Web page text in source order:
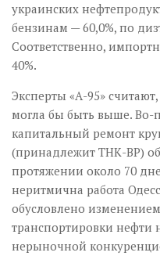
украинских
бензинам — 60,0%, по
Соответственно,
40%.
Эксперты «А-95»
могла бы быть выше. Во-
капитальный ремонт
(принадлежит ТНК-ВР)
протяжении около 70
неритмична работа
обусловлено
транспортировки нефти
нерыночной